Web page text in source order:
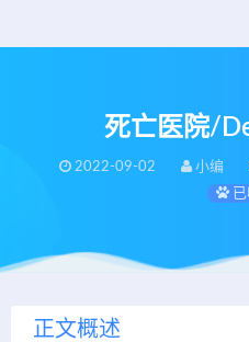
死亡医院/
2022-09-02 小编
正文概述